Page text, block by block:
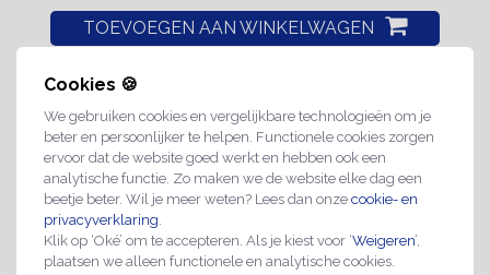
Cookies 🍪
We gebruiken cookies en vergelijkbare technologieën om je
beter en persoonlijker te helpen. Functionele cookies zorgen
ervoor dat de website goed werkt en hebben ook een
analytische functie. Zo maken we de website elke dag een
beetje beter. Wil je meer weten? Lees dan onze cookie- en
privacyverklaring
Klik op ‘Oké’ om te accepteren. Als je kiest voor ‘Weigeren’,
plaatsen we alleen functionele en analytische cookies.
TOEVOEGEN AAN WINKELWAGEN
Eenrichting pijl bordje
Nog niet gewaardeerd